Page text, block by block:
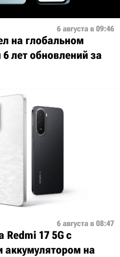
6 августа в 09:46
на глобальном
лет обновлений за
6 августа в 08:47
Redmi 17 5G с
аккумулятором на